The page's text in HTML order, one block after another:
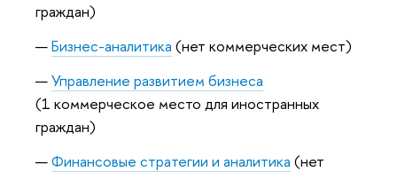
граждан)
Бизнес-аналитика (нет коммерческих мест)
Управление развитием бизнеса
(1 коммерческое место для иностранных
граждан)
Финансовые стратегии и аналитика (нет